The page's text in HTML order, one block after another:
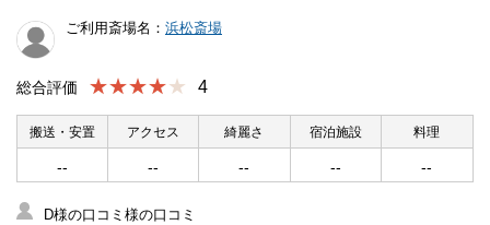
ご利用斎場名： 浜松斎場
総合評価 ★★★★ 4
搬送・安置
--
アクセス
--
綺麗さ
--
宿泊施設
--
料理
--
D様の口コミ様の口コミ